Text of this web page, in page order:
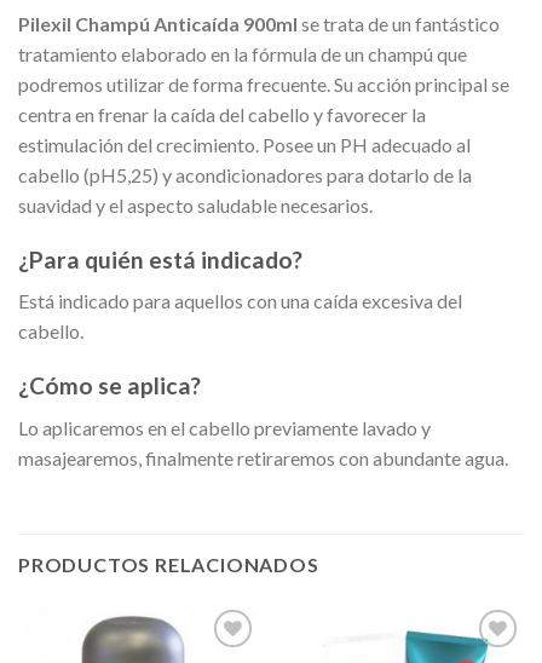
Pilexil Champú Anticaída 900ml se trata de un fantástico
tratamiento elaborado en la fórmula de un champú que
podremos utilizar de forma frecuente. Su acción principal se
centra en frenar la caída del cabello y favorecer la
estimulación del crecimiento. Posee un PH adecuado al
cabello (pH5,25) y acondicionadores para dotarlo de la
suavidad y el aspecto saludable necesarios.
¿Para quién está indicado?
Está indicado para aquellos con una caída excesiva del
cabello.
¿Cómo se aplica?
Lo aplicaremos en el cabello previamente lavado y
masajearemos, finalmente retiraremos con abundante agua.
PRODUCTOS RELACIONADOS